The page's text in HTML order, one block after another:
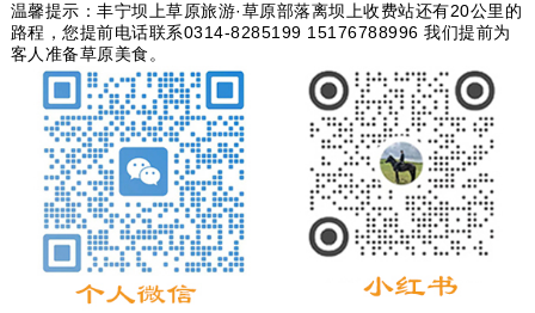
温馨提示：丰宁坝上草原旅游·草原部落离坝上收费站还有20公里的
路程，您提前电话联系0314-8285199 15176788996 我们提前为
客人准备草原美食。